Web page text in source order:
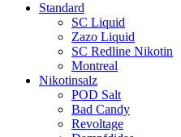
Standard
SC Liquid
Zazo Liquid
SC Redline Nikotin
Montreal
Nikotinsalz
POD Salt
Bad Candy
Revoltage